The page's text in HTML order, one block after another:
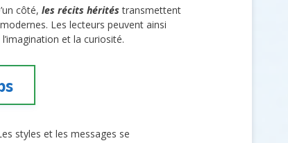
côté, les récits hérités transmettent
Les lecteurs peuvent ainsi
et la curiosité.
styles et les messages se